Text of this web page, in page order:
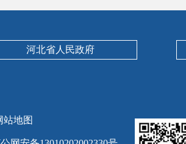
河北省人民政府
站地图